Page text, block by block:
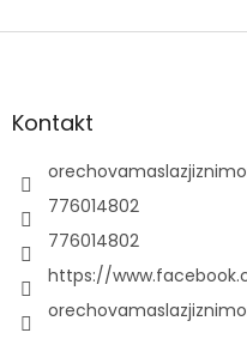
Z
aKontakt
776014802
776014802
https://